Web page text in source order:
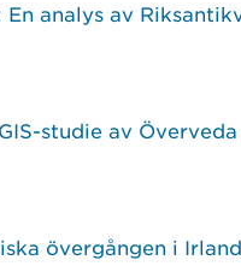
analys av
studie av
övergången i